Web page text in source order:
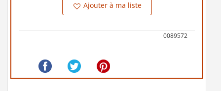
Ajouter à ma liste
0089572